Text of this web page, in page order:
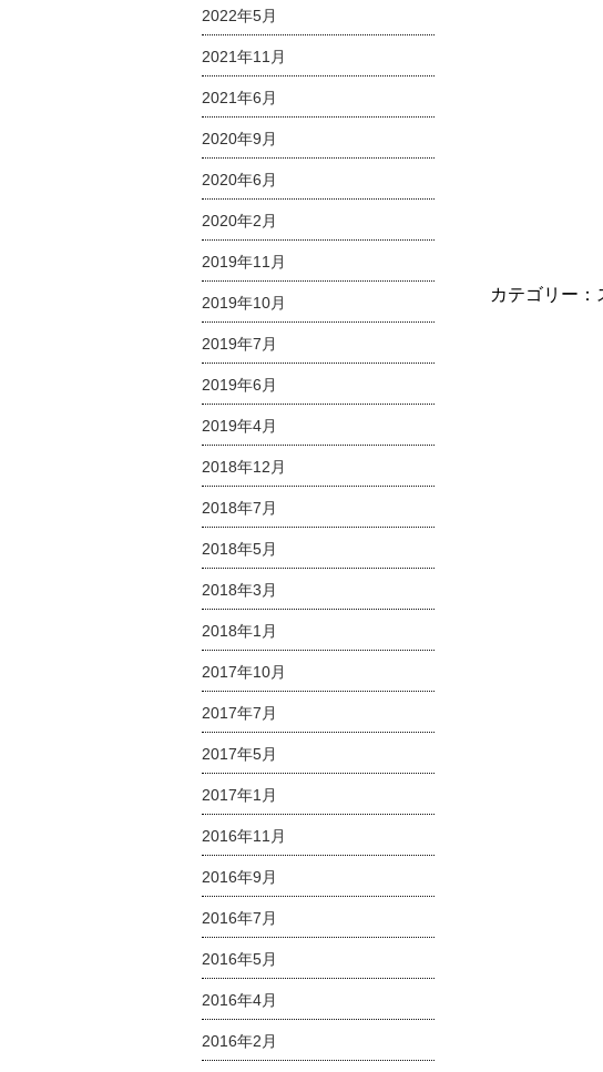
カテゴリー：
2022年5月
2021年11月
2021年6月
2020年9月
2020年6月
2020年2月
2019年11月
2019年10月
2019年7月
2019年6月
2019年4月
2018年12月
2018年7月
2018年5月
2018年3月
2018年1月
2017年10月
2017年7月
2017年5月
2017年1月
2016年11月
2016年9月
2016年7月
2016年5月
2016年4月
2016年2月